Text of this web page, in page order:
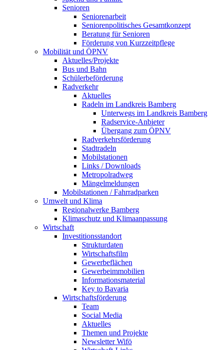
Senioren
Seniorenarbeit
Seniorenpolitisches Gesamtkonzept
Beratung für Senioren
Förderung von Kurzzeitpflege
Mobilität und ÖPNV
Aktuelles/Projekte
Bus und Bahn
Schülerbeförderung
Radverkehr
Aktuelles
Radeln im Landkreis Bamberg
Unterwegs im Landkreis Bamberg
Radservice-Anbieter
Übergang zum ÖPNV
Radverkehrsförderung
Stadtradeln
Mobilstationen
Links / Downloads
Metropolradweg
Mängelmeldungen
Mobilstationen / Fahrradparken
Umwelt und Klima
Regionalwerke Bamberg
Klimaschutz und Klimaanpassung
Wirtschaft
Investitionsstandort
Strukturdaten
Wirtschaftsfilm
Gewerbeflächen
Gewerbeimmobilien
Informationsmaterial
Key to Bavaria
Wirtschaftsförderung
Team
Social Media
Aktuelles
Themen und Projekte
Newsletter Wifö